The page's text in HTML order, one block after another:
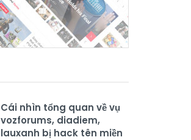
Cái nhìn tổng quan về vụ
vozforums, diadiem,
lauxanh bị hack tên miền